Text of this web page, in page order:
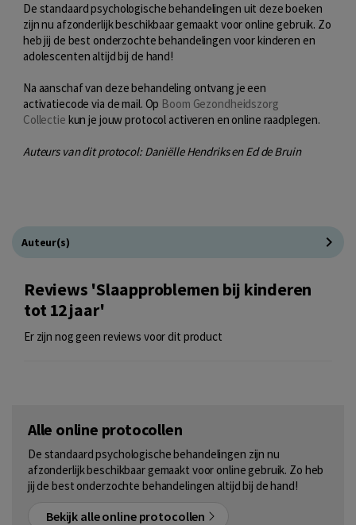
De standaard psychologische behandelingen uit deze boeken
zijn nu afzonderlijk beschikbaar gemaakt voor online gebruik. Zo
heb jij de best onderzochte behandelingen voor kinderen en
adolescenten altijd bij de hand!
Na aanschaf van deze behandeling ontvang je een
activatiecode via de mail. Op Boom Gezondheidszorg
Collectie kun je jouw protocol activeren en online raadplegen.
Auteurs van dit protocol: Daniëlle Hendriks en Ed de Bruin
Auteur(s)
Reviews 'Slaapproblemen bij kinderen
tot 12 jaar'
Er zijn nog geen reviews voor dit product
Alle online protocollen
De standaard psychologische behandelingen zijn nu
afzonderlijk beschikbaar gemaakt voor online gebruik. Zo heb
jij de best onderzochte behandelingen altijd bij de hand!
Bekijk alle online protocollen